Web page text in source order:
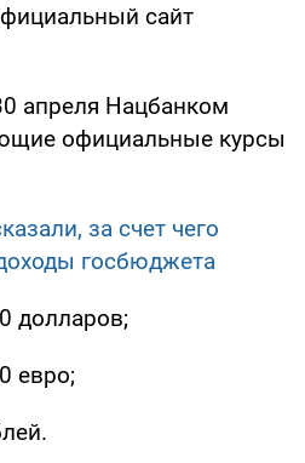
сайт
апреля Нацбанком
официальные курсы
за счет чего
госбюджета
долларов;
евро;